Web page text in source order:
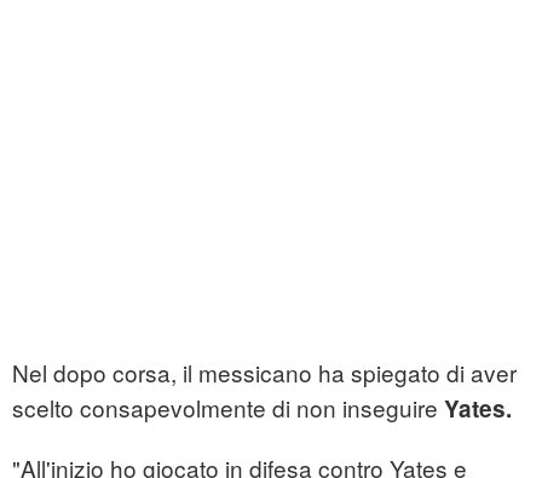
Nel dopo corsa, il messicano ha spiegato di aver
scelto consapevolmente di non inseguire Yates.
"All'inizio ho giocato in difesa contro Yates e